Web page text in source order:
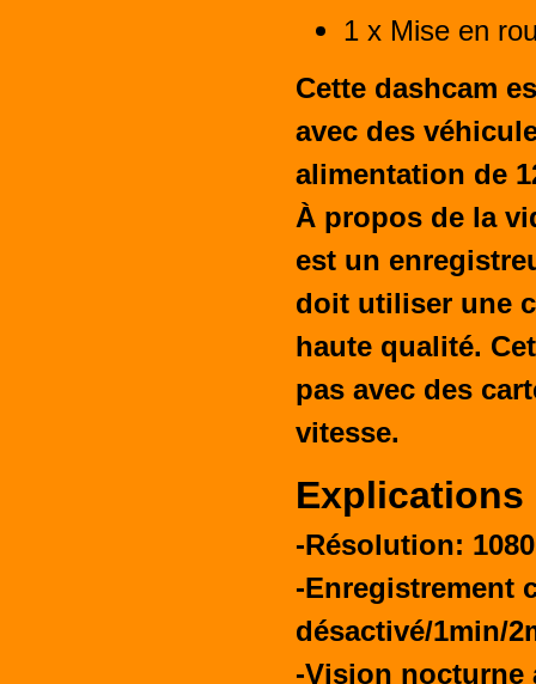
1 x Mise en
Cette dashcam
avec des
alimentation de
À propos de la
est un
doit utiliser une
haute qualité.
pas avec des
vitesse.
Explications
-Résolution:
-Enregistrement
désactivé/1min/
-Vision nocturne